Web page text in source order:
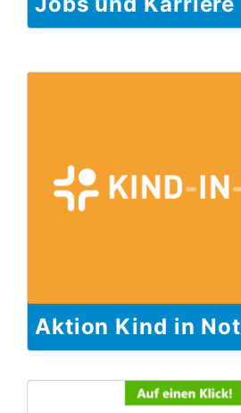
Aktion Kind in Not